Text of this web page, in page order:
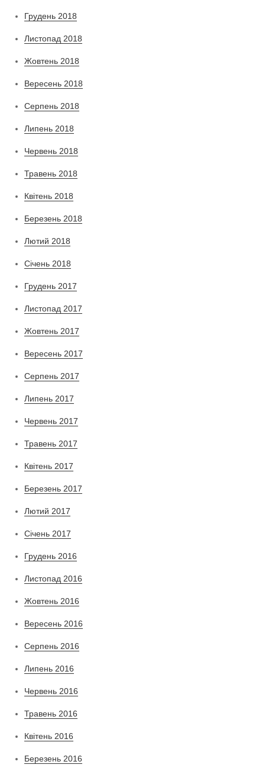
Грудень 2018
Листопад 2018
Жовтень 2018
Вересень 2018
Серпень 2018
Липень 2018
Червень 2018
Травень 2018
Квітень 2018
Березень 2018
Лютий 2018
Січень 2018
Грудень 2017
Листопад 2017
Жовтень 2017
Вересень 2017
Серпень 2017
Липень 2017
Червень 2017
Травень 2017
Квітень 2017
Березень 2017
Лютий 2017
Січень 2017
Грудень 2016
Листопад 2016
Жовтень 2016
Вересень 2016
Серпень 2016
Липень 2016
Червень 2016
Травень 2016
Квітень 2016
Березень 2016